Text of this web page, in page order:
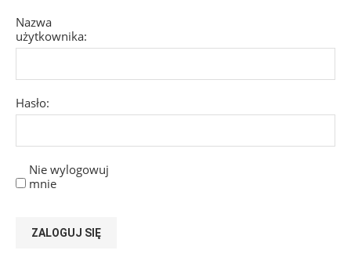
Nazwa
użytkownika:
Hasło:
Nie wylogowuj
mnie
ZALOGUJ SIĘ